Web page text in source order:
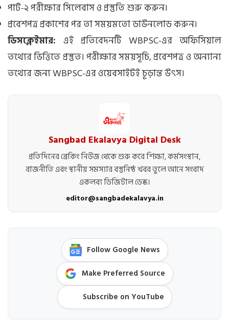
পার্ট-২ পরীক্ষার সিলেবাস ও প্রস্তুতি শুরু করুন।
প্রবেশপত্র প্রকাশের পর তা সময়মতো ডাউনলোড করুন।
ডিসক্লেইমার: এই প্রতিবেদনটি WBPSC-এর অফিসিয়াল
তথ্যের ভিত্তিতে প্রস্তুত। পরীক্ষার সময়সূচি, প্রবেশপত্র ও অন্যান্য
তথ্যের জন্য WBPSC-এর ওয়েবসাইটই চূড়ান্ত উৎস।
Sangbad Ekalavya Digital Desk
প্রতিদিনের ব্রেকিং নিউজ থেকে শুরু করে শিক্ষা, কর্মসংস্থান,
রাজনীতি এবং স্থানীয় সমস্যার বস্তুনিষ্ঠ খবর তুলে আনে সংবাদ
একলব্য ডিজিটাল ডেস্ক।
editor@sangbadekalavya.in
Follow Google News
Make Preferred Source
Subscribe on YouTube